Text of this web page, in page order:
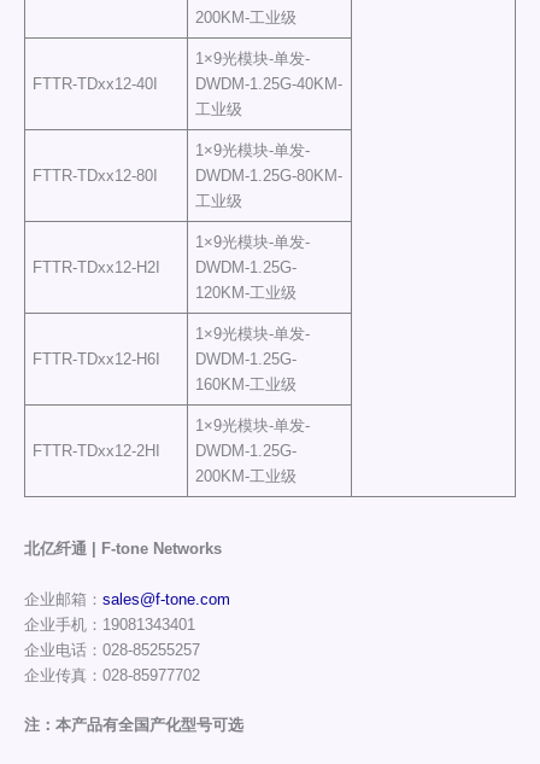
200KM-工业级
FTTR-TDxx12-40I
1×9光模块-单发-
DWDM-1.25G-40KM-
工业级
FTTR-TDxx12-80I
1×9光模块-单发-
DWDM-1.25G-80KM-
工业级
FTTR-TDxx12-H2I
1×9光模块-单发-
DWDM-1.25G-
120KM-工业级
FTTR-TDxx12-H6I
1×9光模块-单发-
DWDM-1.25G-
160KM-工业级
FTTR-TDxx12-2HI
1×9光模块-单发-
DWDM-1.25G-
200KM-工业级
北亿纤通 | F-tone Networks
企业邮箱： sales@f-tone.com
企业手机：19081343401
企业电话：028-85255257
企业传真：028-85977702
注：本产品有全国产化型号可选